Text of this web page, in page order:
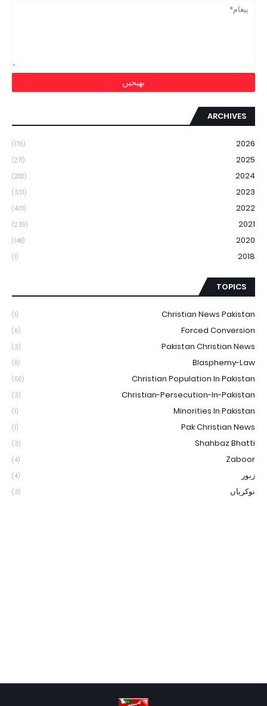
ARCHIVES
2026
(176)
2025
(271)
2024
(282)
2023
(331)
2022
(401)
2021
(239)
2020
(148)
2018
(1)
TOPICS
Christian News Pakistan
(1)
Forced Conversion
(6)
Pakistan Christian News
(3)
Blasphemy-Law
(11)
Christian Population In Pakistan
(50)
Christian-Persecution-In-Pakistan
(3)
Minorities In Pakistan
(1)
Pak Christian News
(1)
Shahbaz Bhatti
(3)
Zaboor
(4)
زبور (4)
نوکریاں (3)